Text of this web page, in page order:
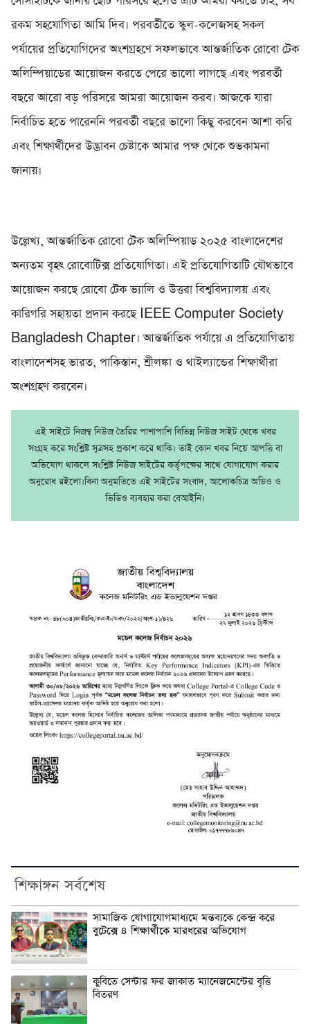
রকম সহযোগিতা আমি দিব। পরবর্তীতে স্কুল-কলেজসহ সকল
পর্যায়ের প্রতিযোগিদের অংশগ্রহণে সফলভাবে আন্তর্জাতিক রোবো টেক
অলিম্পিয়াডের আয়োজন করতে পেরে ভালো লাগছে এবং পরবর্তী
বছরে আরো বড় পরিসরে আমরা আয়োজন করব। আজকে যারা
নির্বাচিত হতে পারেননি পরবর্তী বছরে ভালো কিছু করবেন আশা করি
এবং শিক্ষার্থীদের উদ্ভাবন চেষ্টাকে আমার পক্ষ থেকে শুভকামনা
জানায়।
উল্লেখ্য, আন্তর্জাতিক রোবো টেক অলিম্পিয়াড ২০২৫ বাংলাদেশের
অন্যতম বৃহৎ রোবোটিক্স প্রতিযোগিতা। এই প্রতিযোগিতাটি যৌথভাবে
আয়োজন করছে রোবো টেক ভ্যালি ও উত্তরা বিশ্ববিদ্যালয় এবং
কারিগরি সহায়তা প্রদান করছে IEEE Computer Society
Bangladesh Chapter। আন্তর্জাতিক পর্যায়ে এ প্রতিযোগিতায়
বাংলাদেশসহ ভারত, পাকিস্তান, শ্রীলঙ্কা ও থাইল্যান্ডের শিক্ষার্থীরা
অংশগ্রহণ করবেন।
এই সাইটে নিজম্ব নিউজ তৈরির পাশাপাশি বিভিন্ন নিউজ সাইট থেকে খবর
সংগ্রহ করে সংশ্লিষ্ট সূত্রসহ প্রকাশ করে থাকি। তাই কোন খবর নিয়ে আপত্তি বা
অভিযোগ থাকলে সংশ্লিষ্ট নিউজ সাইটের কর্তৃপক্ষের সাথে যোগাযোগ করার
অনুরোধ রইলো।বিনা অনুমতিতে এই সাইটের সংবাদ, আলোকচিত্র অডিও ও
ভিডিও ব্যবহার করা বেআইনি।
শিক্ষাঙ্গন সর্বশেষ
সামাজিক যোগাযোগমাধ্যমে মন্তব্যকে কেন্দ্র করে
বুটেক্সে ৪ শিক্ষার্থীকে মারধরের অভিযোগ
কুবিতে সেন্টার ফর জাকাত ম্যানেজমেন্টের বৃত্তি
বিতরণ